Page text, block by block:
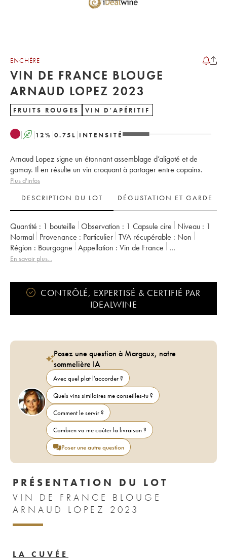
ENCHÈRE
VIN DE FRANCE BLOUGE
ARNAUD LOPEZ 2023
FRUITS ROUGES VIN D'APÉRITIF
A 12% 0.75 L INTENSITÉ
Arnaud Lopez signe un étonnant assemblage d’aligoté et de
gamay. Il en résulte un vin croquant à partager entre copains.
Plus d'infos
DESCRIPTION DU LOT
DÉGUSTATION ET GARDE
Quantité : 1 bouteille Observation : 1 Capsule cire Niveau : 1
Normal
Provenance : particulier TVA récupérable :
non
Région :
Bourgogne Appellation :
Vin de France
Propriétaire :
En savoir plus...
CONTRÔLÉ, EXPERTISÉ & CERTIFIÉ PAR
IDEALWINE
Posez une question à Margaux, notre
sommelière IA
Avec quel plat l'accorder ?
Quels vins similaires me conseilles-tu ?
Comment le servir ?
Combien va me coûter la livraison ?
Poser une autre question
PRÉSENTATION DU LOT
VIN DE FRANCE BLOUGE
ARNAUD LOPEZ 2023
LA CUVÉE